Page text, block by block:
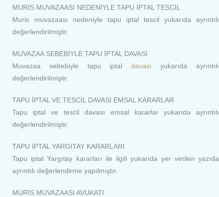
MURİS MUVAZAASI NEDENİYLE TAPU İPTAL TESCİL
Muris muvazaası nedeniyle tapu iptal tescil yukarıda ayrıntılı
değerlendirilmiştir.
MUVAZAA SEBEBİYLE TAPU İPTAL DAVASI
Muvazaa sebebiyle tapu iptaldavası yukarıda ayrıntılı
değerlendirilmiştir.
TAPU İPTAL VE TESCİL DAVASI EMSAL KARARLAR
Tapu iptal ve tescil davası emsal kararlar yukarıda ayrıntılı
değerlendirilmiştir.
TAPU İPTAL YARGITAY KARARLARI
Tapu iptal Yargıtay kararları ile ilgili yukarıda yer verilen yazıda
ayrıntılı değerlendirme yapılmıştır.
MURİS MUVAZAASI AVUKATI